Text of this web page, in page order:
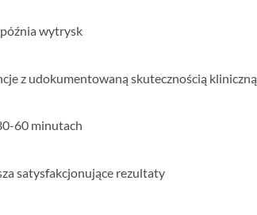
wytrysk
z udokumentowaną skutecznością kliniczną
60 minutach
satysfakcjonujące rezultaty